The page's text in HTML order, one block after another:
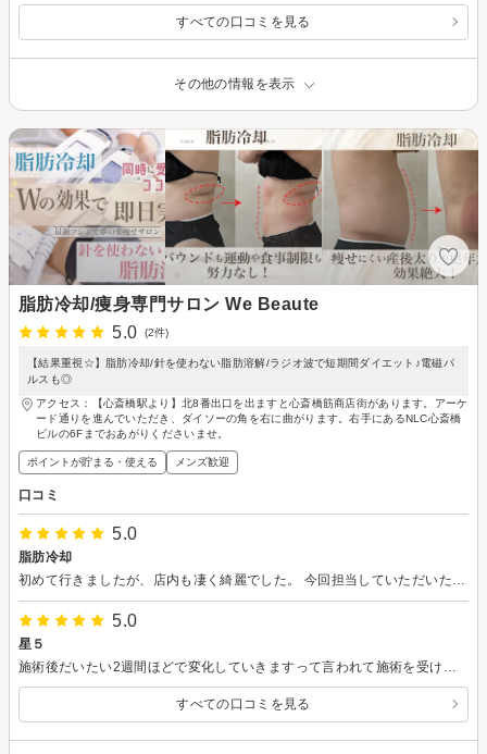
すべての口コミを見る
その他の情報を表示
脂肪冷却/痩身専門サロン We Beaute
5.0
(2件)
【結果重視☆】脂肪冷却/針を使わない脂肪溶解/ラジオ波で短期間ダイエット♪電磁パ
ルスも◎
アクセス：【心斎橋駅より】北8番出口を出ますと心斎橋筋商店街があります。アーケ
ード通りを進んでいただき、ダイソーの角を右に曲がります。右手にあるNLC心斎橋
ビルの6Fまでおあがりくださいませ。
ポイントが貯まる・使える メンズ歓迎
口コミ
5.0
脂肪冷却
5.0
星５
すべての口コミを見る